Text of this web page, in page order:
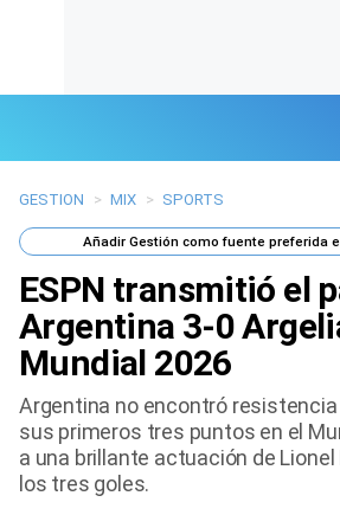
Últimas Noticias
Mi Bolsillo
Respuestas
Gente
Vida Laboral
Tendencias Mix
GESTION > MIX > SPORTS
AñadirGestión como fuente preferida
ESPN transmitió el
Argentina 3-0
Mundial 2026
Argentina no encontró
sus primeros tres puntos en el
a una brillante actuación de
los tres goles.